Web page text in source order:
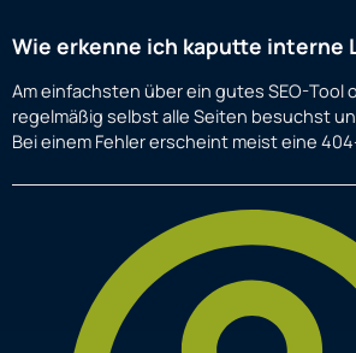
Wie erkenne ich kaputte interne
Am einfachsten über ein gutes SEO-Tool
regelmäßig selbst alle Seiten besuchst
Bei einem Fehler erscheint meist eine